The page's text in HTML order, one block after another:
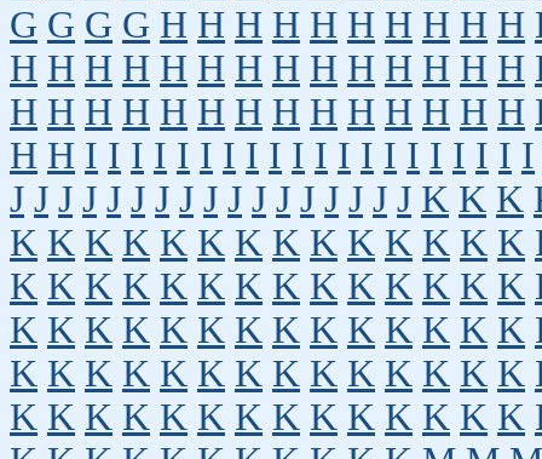
G G G G H H H H H H H H H H
H H H H H H H H H H H H H H
H H H H H H H H H H H H H H
H H I I I I I I I I I I I I I I I I I I I I
J J J J J J J J J J J J J J J J J K K K
K K K K K K K K K K K K K K
K K K K K K K K K K K K K K
K K K K K K K K K K K K K K
K K K K K K K K K K K K K K
K K K K K K K K K K K K K K